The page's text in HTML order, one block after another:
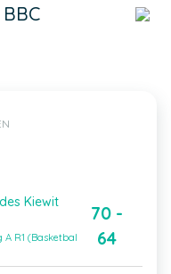
Kiewit
R1 (Basketbal
70 -
64